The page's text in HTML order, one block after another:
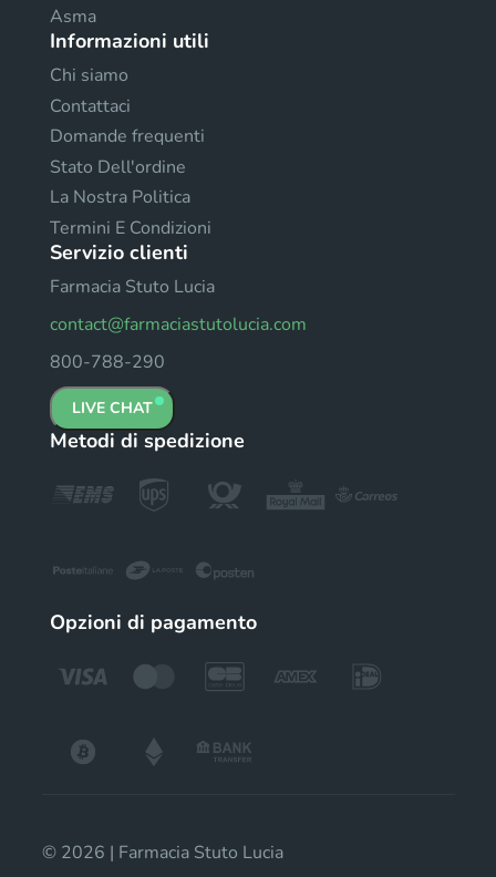
Asma
Informazioni utili
Chi siamo
Contattaci
Domande frequenti
Stato Dell'ordine
La Nostra Politica
Termini E Condizioni
Servizio clienti
Farmacia Stuto Lucia
contact@farmaciastutolucia.com
800-788-290
LIVE CHAT
Metodi di spedizione
Opzioni di pagamento
© 2026 | Farmacia Stuto Lucia